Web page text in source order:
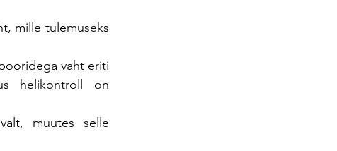
mille tulemuseks
vaht eriti
helikontroll on
muutes selle